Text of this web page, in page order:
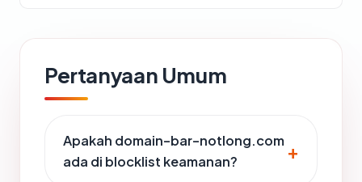
Pertanyaan Umum
Apakah domain-bar-notlong.com
ada di blocklist keamanan?